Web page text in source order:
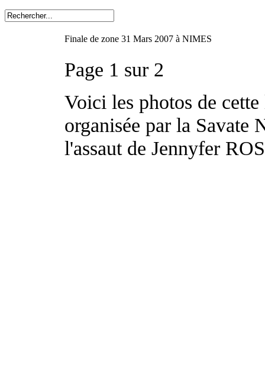
Finale de zone 31 Mars 2007 à NIMES
Page 1 sur 2
Voici les photos de
organisée par la
l'assaut de Jennyfer